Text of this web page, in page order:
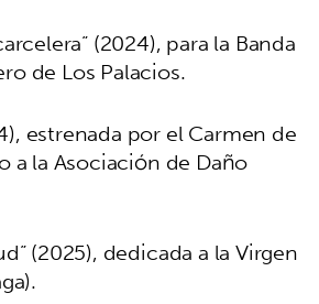
(2024), para la Banda
de Los Palacios.
estrenada por el Carmen de
a la Asociación de Daño
(2025), dedicada a la Virgen